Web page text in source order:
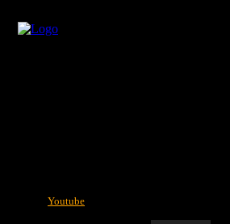
Youtube